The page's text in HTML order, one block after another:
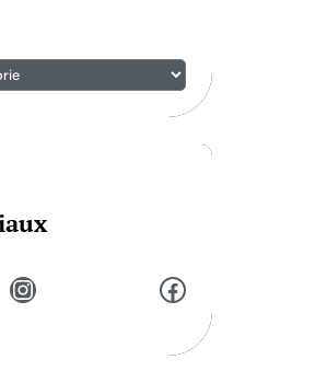
Instagram Facebook